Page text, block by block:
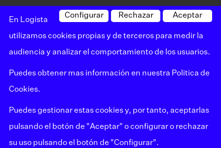
©logista Todos los derechos reservados
Aviso legal
Política de privacidad
Política de cookies
Aceptar
Rechazar
Configurar
En Logista
utilizamos cookies propias y de terceros para medir la
audiencia y analizar el comportamiento de los usuarios.
Puedes obtener mas información en nuestra Politica de
Cookies.
Puedes gestionar estas cookies y, por tanto, aceptarlas
pulsando el botón de "Aceptar" o configurar o rechazar
su uso pulsando el botón de "Configurar".